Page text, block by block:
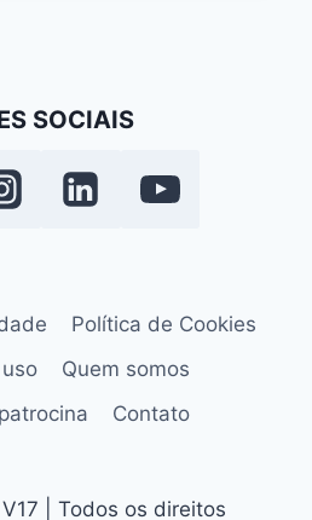
SOCIAIS
Política de Cookies
Quem somos
Contato
| Todos os direitos